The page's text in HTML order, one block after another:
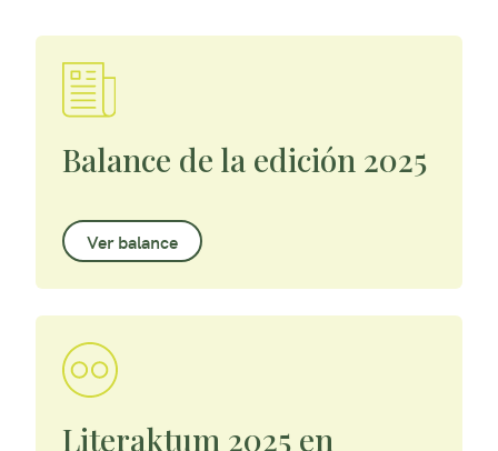
Balance de la edición 2025
Ver balance
Literaktum 2025 en